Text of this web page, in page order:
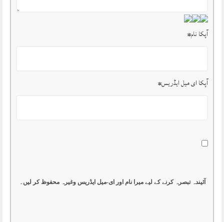
آپکا نام*
آپکا ای میل ایڈریس*
آئیندہ تبصرہ کرنے کے لیے میرا نام اور ای-میل ایڈریس وغیرہ محفوظ کر لیں۔